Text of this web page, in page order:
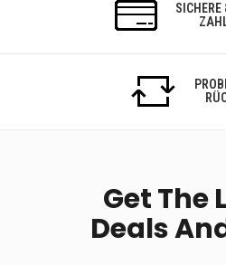
SICHERE
Get The
Deals